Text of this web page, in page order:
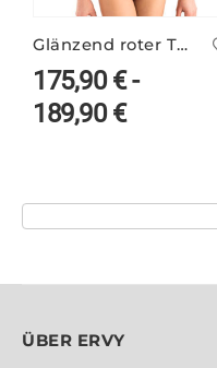
Glänzend roter Turnanzug LORNA/3 mit Ärmelprint
175,90€-
189,90€
ÜBER ERVY